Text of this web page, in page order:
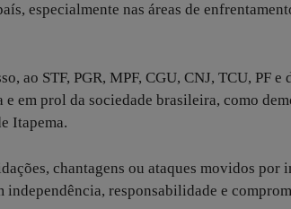
especialmente nas áreas de
ao STF, PGR, MPF, CGU, CNJ, TCU, PF
em prol da sociedade brasileira, como
Itapema.
chantagens ou ataques movidos por
responsabilidade e